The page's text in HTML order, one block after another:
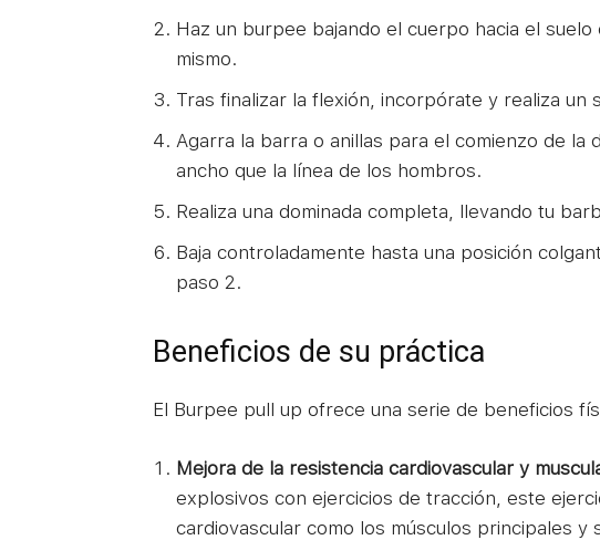
Haz un burpee bajando el cuerpo hacia el
mismo.
Tras finalizar la flexión, incorpórate y realiza un
Agarra la barra o anillas para el comienzo de la
ancho que la línea de los hombros.
Realiza una dominada completa, llevando tu
Baja controladamente hasta una posición
paso 2.
Beneficios de su práctica
El Burpee pull up ofrece una serie de beneficios
Mejora de la resistencia cardiovascular y
explosivos con ejercicios de tracción, este
cardiovascular como los músculos principales y